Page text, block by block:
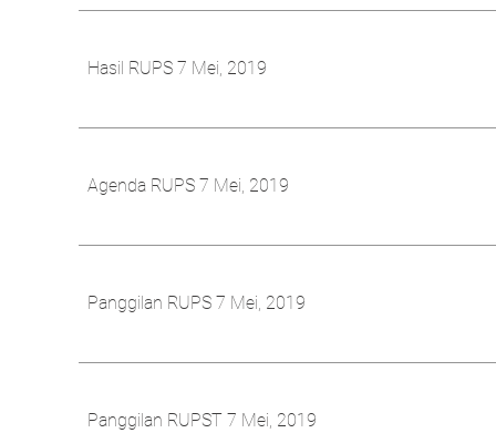
Hasil RUPS 7 Mei, 2019
Agenda RUPS 7 Mei, 2019
Panggilan RUPS 7 Mei, 2019
Panggilan RUPST 7 Mei, 2019